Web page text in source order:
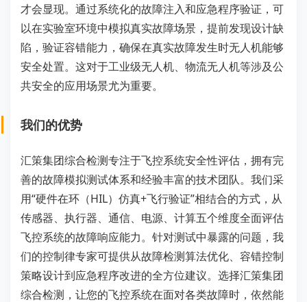
才会显现。通过系统化的故障注入和应急程序验证，可
以在实验室环境中模拟真实故障场景，提前发现设计缺
陷，验证容错能力，确保在真实故障发生时无人机能够
安全处置。这对于工业级无人机、物流无人机等涉及公
共安全的应用场景尤为重要。
我们的优势
汇策集团综合检测专注于飞控系统安全性评估，拥有完
善的故障模拟测试体系和经验丰富的技术团队。我们采
用“硬件在环（HIL）仿真+飞行验证”相结合的方式，从
传感器、执行器、通信、电源、计算五个维度全面评估
飞控系统的故障响应能力。针对测试中暴露的问题，我
们的控制律专家可提供从故障检测算法优化、容错控制
策略设计到应急程序改进的全方位建议。选择汇策集团
综合检测，让您的飞控系统在面对各类故障时，依然能